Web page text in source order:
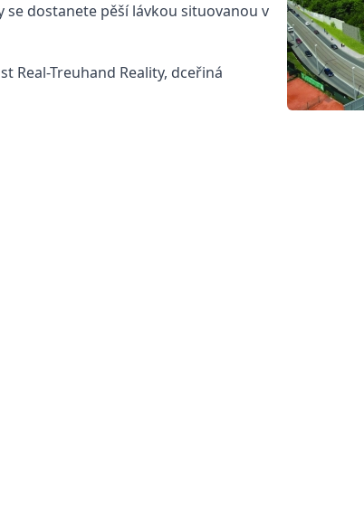
se dostanete pěší lávkou situovanou v
Real-Treuhand Reality, dceřiná